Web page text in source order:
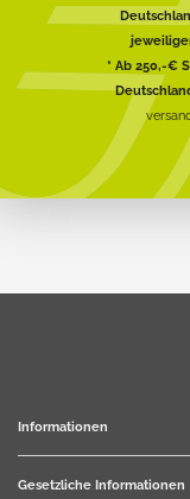
* Ab 250,-€
Informationen
Gesetzliche Informationen